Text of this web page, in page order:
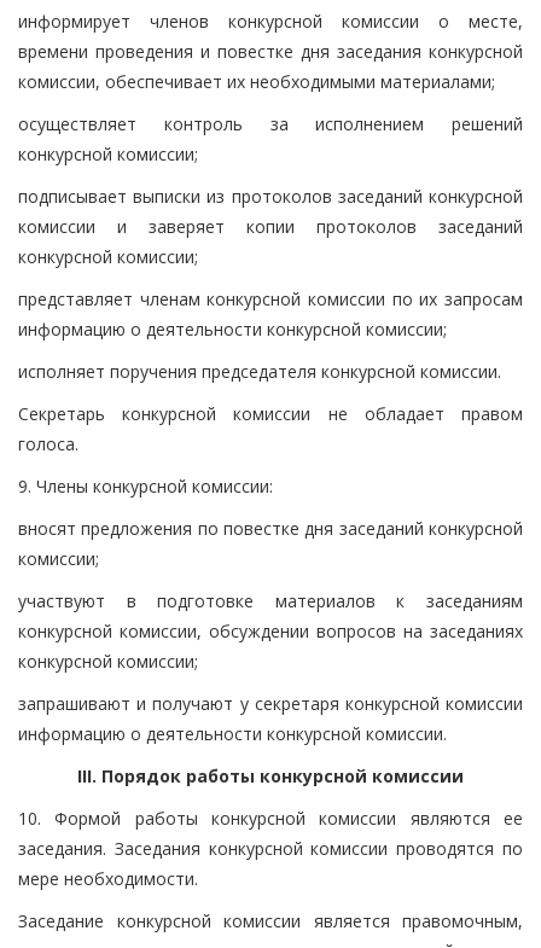
информирует членов конкурсной комиссии о месте,
времени проведения и повестке дня заседания конкурсной
комиссии, обеспечивает их необходимыми материалами;
осуществляет контроль за исполнением решений
конкурсной комиссии;
подписывает выписки из протоколов заседаний конкурсной
комиссии и заверяет копии протоколов заседаний
конкурсной комиссии;
представляет членам конкурсной комиссии по их запросам
информацию о деятельности конкурсной комиссии;
исполняет поручения председателя конкурсной комиссии.
Секретарь конкурсной комиссии не обладает правом
голоса.
9. Члены конкурсной комиссии:
вносят предложения по повестке дня заседаний конкурсной
комиссии;
участвуют в подготовке материалов к заседаниям
конкурсной комиссии, обсуждении вопросов на заседаниях
конкурсной комиссии;
запрашивают и получают у секретаря конкурсной комиссии
информацию о деятельности конкурсной комиссии.
III. Порядок работы конкурсной комиссии
10. Формой работы конкурсной комиссии являются ее
заседания. Заседания конкурсной комиссии проводятся по
мере необходимости.
Заседание конкурсной комиссии является правомочным,